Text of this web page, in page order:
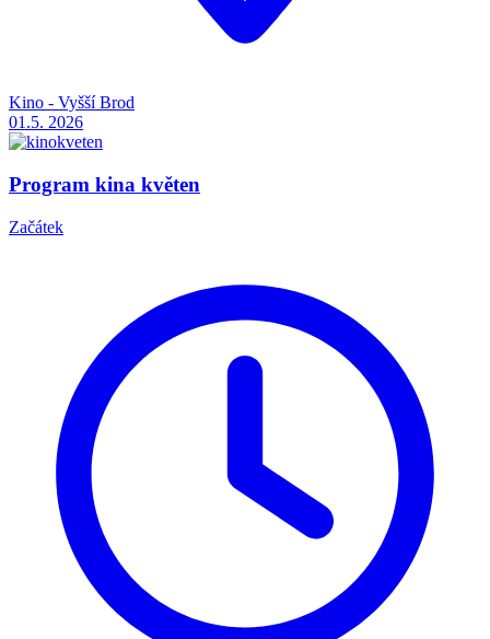
Kino - Vyšší Brod
01.5. 2026
Program kina květen
Začátek